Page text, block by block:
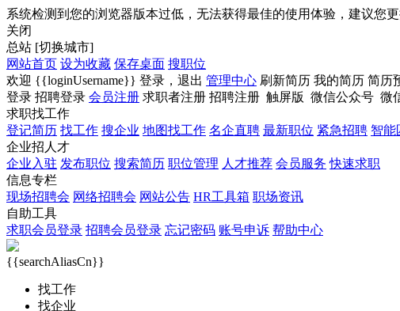
系统检测到您的浏览器版本过低，无法获得最佳的使用体验，建议您
关闭
总站 [切换城市]
网站首页 设为收藏 保存桌面 搜职位
欢迎 {{loginUsername}} 登录， 退出 管理中心 刷新简历 我的简历 简历
登录 招聘登录 会员注册 求职者注册 招聘注册 触屏版 微信公众号 微
求职找工作
登记简历 找工作 搜企业 地图找工作 名企直聘 最新职位 紧急招聘 智能
企业招人才
企业入驻 发布职位 搜索简历 职位管理 人才推荐 会员服务 快速求职
信息专栏
现场招聘会 网络招聘会 网站公告 HR工具箱 职场资讯
自助工具
求职会员登录 招聘会员登录 忘记密码 账号申诉 帮助中心
{{searchAliasCn}}
找工作
找企业